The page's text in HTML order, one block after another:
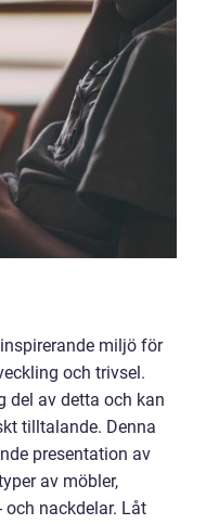
miljö för
och trivsel.
del av detta och kan
tilltalande. Denna
presentation av
av möbler,
nackdelar. Låt